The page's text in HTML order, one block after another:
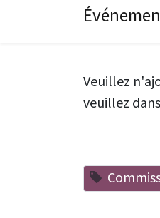
Veuillez
veuillez